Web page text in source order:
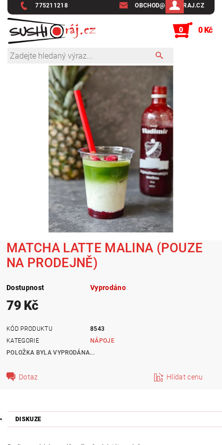
775211218 OBCHOD@SUSHIRAJ.CZ
0 0 Kč
MATCHA LATTE MALINA (POUZE
NA PRODEJNĚ)
Dostupnost Vyprodáno
79 Kč
KÓD PRODUKTU
8543
KATEGORIE
NÁPOJE
POLOŽKA BYLA VYPRODÁNA...
Dotaz Hlídat cenu
DISKUZE